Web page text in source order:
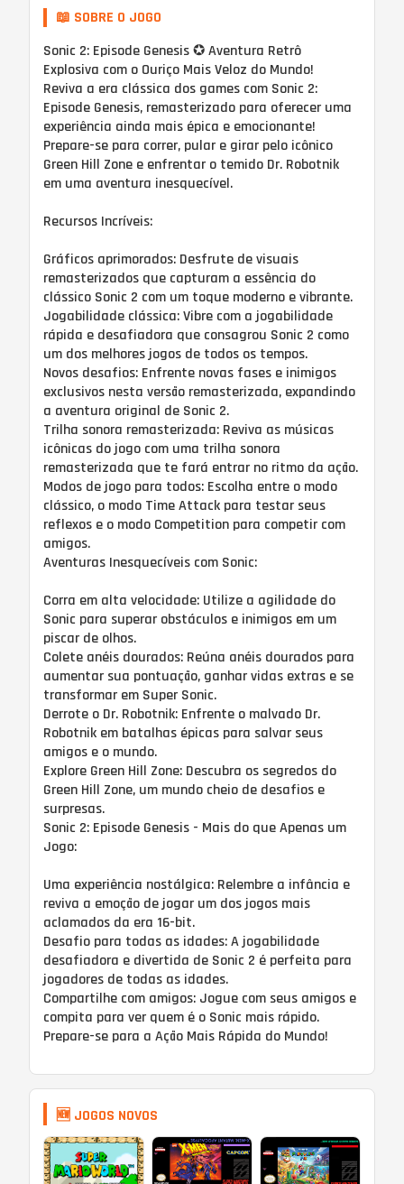
📖 SOBRE O JOGO
Sonic 2: Episode Genesis ✪ Aventura Retrô
Explosiva com o Ouriço Mais Veloz do Mundo!
Reviva a era clássica dos games com Sonic 2:
Episode Genesis, remasterizado para oferecer uma
experiência ainda mais épica e emocionante!
Prepare-se para correr, pular e girar pelo icônico
Green Hill Zone e enfrentar o temido Dr. Robotnik
em uma aventura inesquecível.
Recursos Incríveis:
Gráficos aprimorados: Desfrute de visuais
remasterizados que capturam a essência do
clássico Sonic 2 com um toque moderno e vibrante.
Jogabilidade clássica: Vibre com a jogabilidade
rápida e desafiadora que consagrou Sonic 2 como
um dos melhores jogos de todos os tempos.
Novos desafios: Enfrente novas fases e inimigos
exclusivos nesta versão remasterizada, expandindo
a aventura original de Sonic 2.
Trilha sonora remasterizada: Reviva as músicas
icônicas do jogo com uma trilha sonora
remasterizada que te fará entrar no ritmo da ação.
Modos de jogo para todos: Escolha entre o modo
clássico, o modo Time Attack para testar seus
reflexos e o modo Competition para competir com
amigos.
Aventuras Inesquecíveis com Sonic:
Corra em alta velocidade: Utilize a agilidade do
Sonic para superar obstáculos e inimigos em um
piscar de olhos.
Colete anéis dourados: Reúna anéis dourados para
aumentar sua pontuação, ganhar vidas extras e se
transformar em Super Sonic.
Derrote o Dr. Robotnik: Enfrente o malvado Dr.
Robotnik em batalhas épicas para salvar seus
amigos e o mundo.
Explore Green Hill Zone: Descubra os segredos do
Green Hill Zone, um mundo cheio de desafios e
surpresas.
Sonic 2: Episode Genesis - Mais do que Apenas um
Jogo:
Uma experiência nostálgica: Relembre a infância e
reviva a emoção de jogar um dos jogos mais
aclamados da era 16-bit.
Desafio para todas as idades: A jogabilidade
desafiadora e divertida de Sonic 2 é perfeita para
jogadores de todas as idades.
Compartilhe com amigos: Jogue com seus amigos e
compita para ver quem é o Sonic mais rápido.
Prepare-se para a Ação Mais Rápida do Mundo!
🆕 JOGOS NOVOS